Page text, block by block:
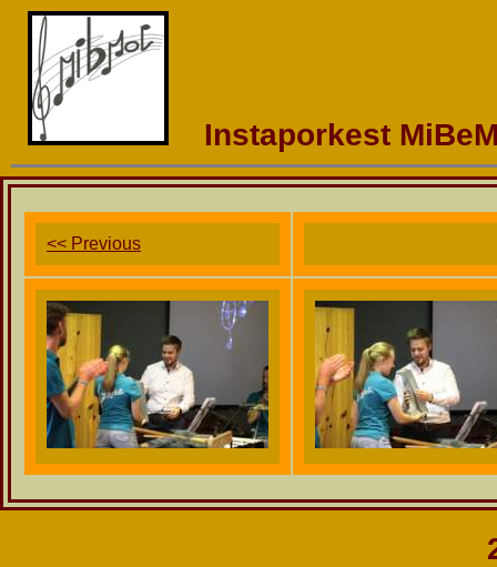
Instaporkest
<< Previous